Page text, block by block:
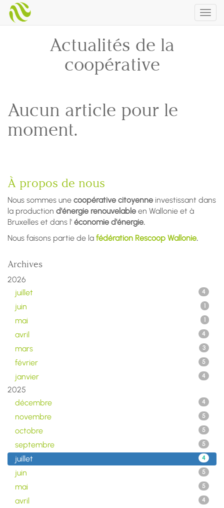
Actualités de la
coopérative
Aucun article pour le
moment.
À propos de nous
Nous sommes une coopérative citoyenne investissant dans
la production d'énergie renouvelable en Wallonie et à
Bruxelles et dans l' économie d'énergie.
Nous faisons partie de la fédération Rescoop Wallonie.
Archives
2026
juillet
4
juin 1
mai 1
avril 4
mars 3
février 5
janvier 4
2025
décembre
4
novembre 5
octobre 5
septembre 5
juillet 4
juin 5
mai 5
avril 4